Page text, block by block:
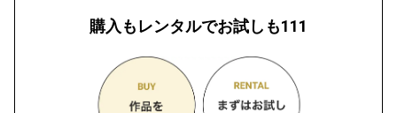
購入もレンタルでお試しも111